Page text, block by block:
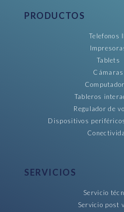
PRODUCTOS
Telefonos
Tablets
Cámaras
Tableros
Regulador de
Dispositivos
SERVICIOS
Servicio
Servicio post